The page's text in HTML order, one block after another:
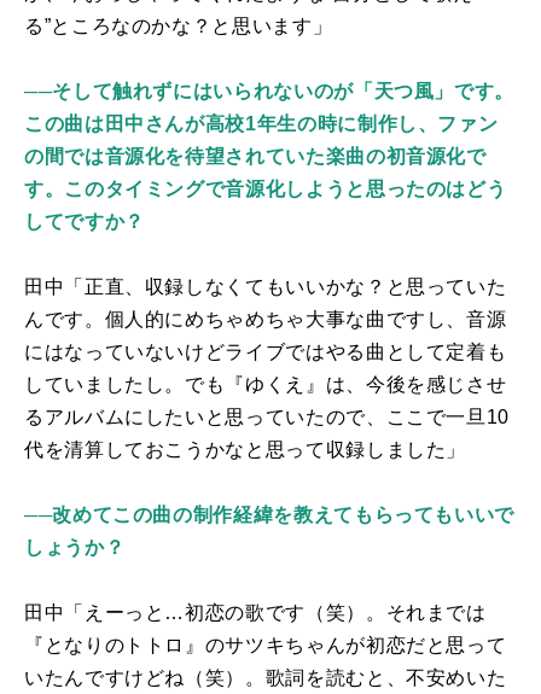
る”ところなのかな？と思います」
──そして触れずにはいられないのが「天つ風」です。
この曲は田中さんが高校1年生の時に制作し、ファン
の間では音源化を待望されていた楽曲の初音源化で
す。このタイミングで音源化しようと思ったのはどう
してですか？
田中「正直、収録しなくてもいいかな？と思っていた
んです。個人的にめちゃめちゃ大事な曲ですし、音源
にはなっていないけどライブではやる曲として定着も
していましたし。でも『ゆくえ』は、今後を感じさせ
るアルバムにしたいと思っていたので、ここで一旦 10
代を清算しておこうかなと思って収録しました」
──改めてこの曲の制作経緯を教えてもらってもいいで
しょうか？
田中「えーっと…初恋の歌です（笑）。それまでは
『となりのトトロ』のサツキちゃんが初恋だと思って
いたんですけどね（笑）。歌詞を読むと、不安めいた